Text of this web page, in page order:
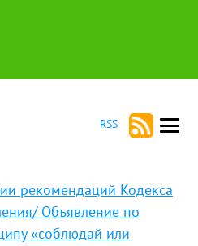
RSS
рекомендаций Кодекса
Объявление по
«соблюдай или